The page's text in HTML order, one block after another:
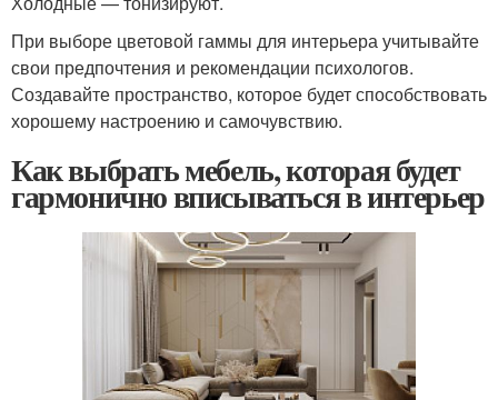
При выборе цветовой гаммы для интерьера учитывайте
свои предпочтения и рекомендации психологов.
Создавайте пространство, которое будет способствовать
хорошему настроению и самочувствию.
Как выбрать мебель, которая будет
гармонично вписываться в интерьер